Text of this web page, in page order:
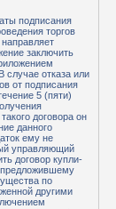
подписания
торгов
заключить
случае отказа или
от подписания
5 (пяти)
договора он
данного
ему не
управляющий
договор купли-
предложившему
по
другими